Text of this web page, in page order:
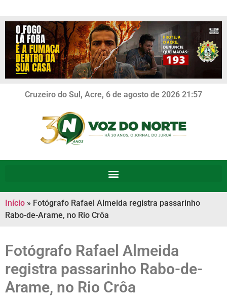
Cruzeiro do Sul, Acre, 6 de agosto de 2026 21:57
Início » Fotógrafo Rafael Almeida registra passarinho
Rabo-de-Arame, no Rio Crôa
Fotógrafo Rafael Almeida
registra passarinho Rabo-de-
Arame, no Rio Crôa